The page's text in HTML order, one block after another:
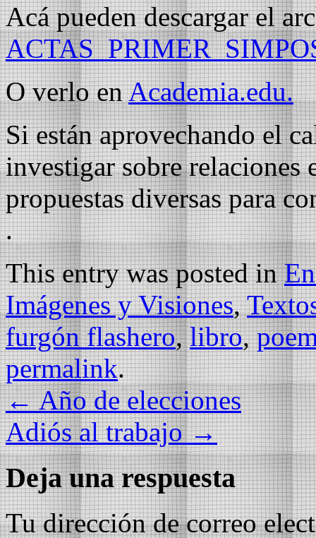
Acá pueden descargar el
O verlo enAcademia.edu.
Si están aprovechando el
investigar sobre relaciones
propuestas diversas para
.
This entry was posted in
Imágenes y Visiones,
furgón flashero,libro,
permalink.
←Año de elecciones
Adiós al trabajo→
Deja una respuesta
Tu dirección de correo